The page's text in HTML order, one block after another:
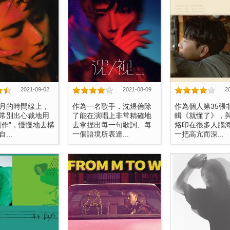
2021-09-02
的時間線上，
別出心裁地用
”，慢慢地去構
...
2021-08-09
作為一名歌手，沈煜倫除
了能在演唱上非常精確地
去拿捏出每一句歌詞、每
一個語境所表達...
作為個人第35張
輯《就懂了》，
烙印在很多人腦
一把高亢而深...